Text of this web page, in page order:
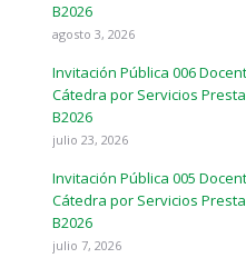
B2026
agosto 3, 2026
Invitación Pública 006
Cátedra por Servicios
B2026
julio 23, 2026
Invitación Pública 005
Cátedra por Servicios
B2026
julio 7, 2026